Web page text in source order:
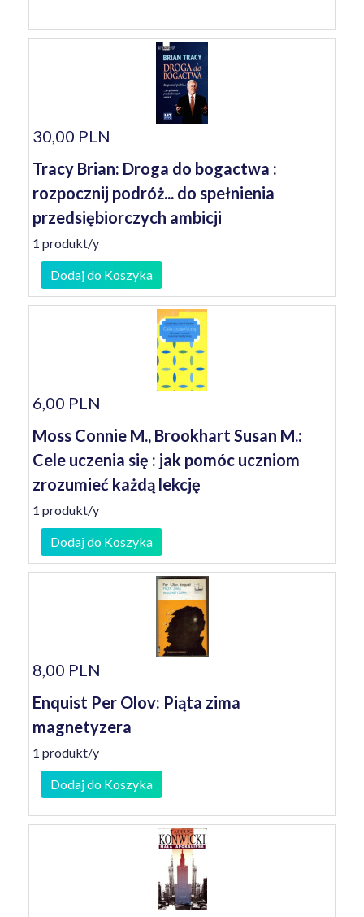
30,00 PLN
Tracy Brian: Droga do bogactwa :
rozpocznij podróż... do spełnienia
przedsiębiorczych ambicji
1 produkt/y
Dodaj do Koszyka
6,00 PLN
Moss Connie M., Brookhart Susan M.:
Cele uczenia się : jak pomóc uczniom
zrozumieć każdą lekcję
1 produkt/y
Dodaj do Koszyka
8,00 PLN
Enquist Per Olov: Piąta zima
magnetyzera
1 produkt/y
Dodaj do Koszyka